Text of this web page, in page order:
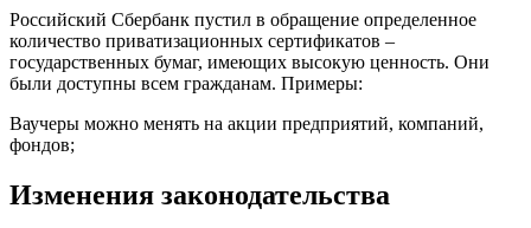
Российский Сбербанк пустил в обращение определенное
количество приватизационных сертификатов –
государственных бумаг, имеющих высокую ценность. Они
были доступны всем гражданам. Примеры:
Ваучеры можно менять на акции предприятий, компаний,
фондов;
Изменения законодательства